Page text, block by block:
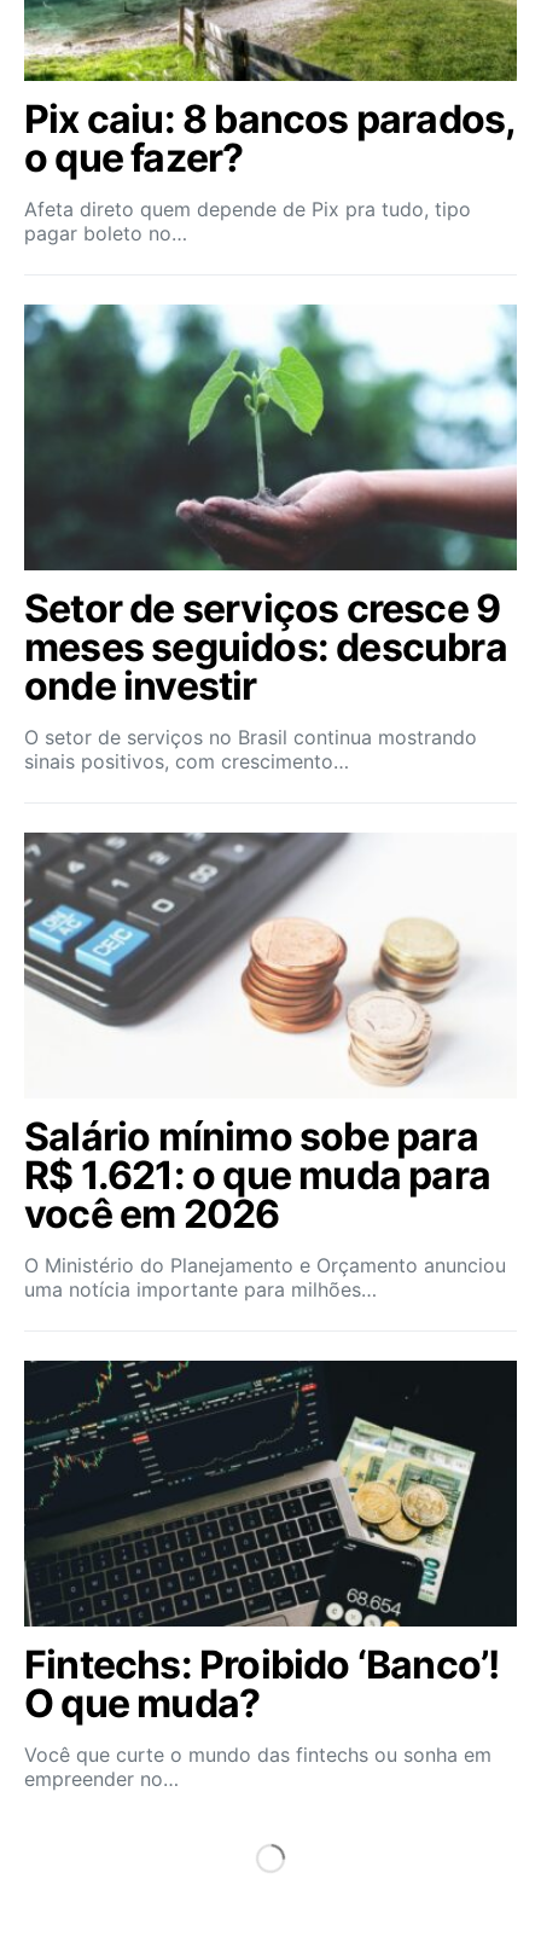
Pix caiu: 8 bancos parados,
o que fazer?
Afeta direto quem depende de Pix pra tudo, tipo
pagar boleto no…
Setor de serviços cresce 9
meses seguidos: descubra
onde investir
O setor de serviços no Brasil continua mostrando
sinais positivos, com crescimento…
Salário mínimo sobe para
R$ 1.621: o que muda para
você em 2026
O Ministério do Planejamento e Orçamento anunciou
uma notícia importante para milhões…
Fintechs: Proibido ‘Banco’!
O que muda?
Você que curte o mundo das fintechs ou sonha em
empreender no…